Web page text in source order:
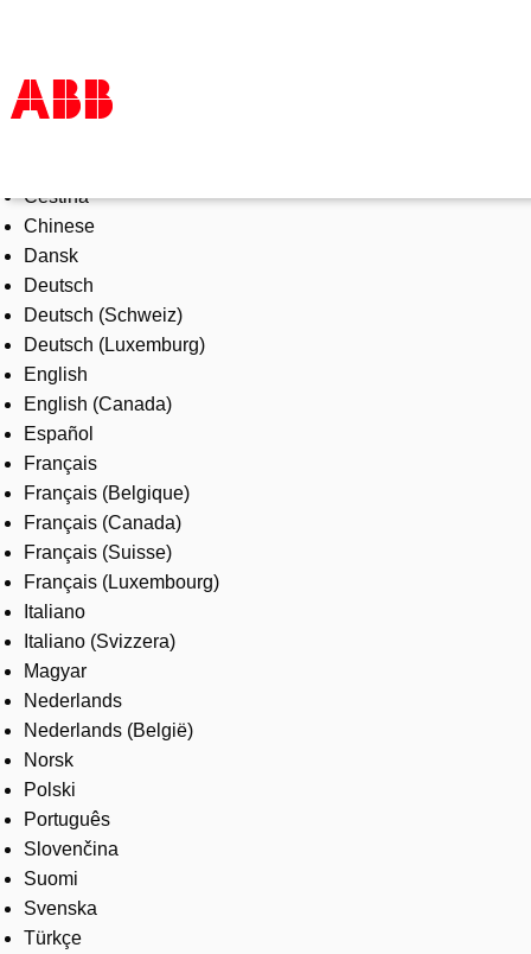
Products & Solutions
Industries
Services
About us
Where to buy
Contact us
Careers
Čeština
Chinese
Dansk
Deutsch
Deutsch (Schweiz)
Deutsch (Luxemburg)
English
English (Canada)
Español
Français
Français (Belgique)
Français (Canada)
Français (Suisse)
Français (Luxembourg)
Italiano
Italiano (Svizzera)
Magyar
Nederlands
Nederlands (België)
Norsk
Polski
Português
Slovenčina
Suomi
Svenska
Türkçe